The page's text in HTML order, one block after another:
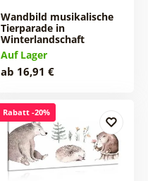
Wandbild musikalische
Tierparade in
Winterlandschaft
Auf Lager
ab 16,91 €
Rabatt -20%